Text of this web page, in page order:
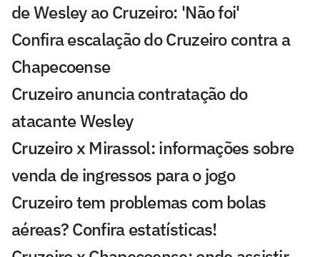
de Wesley ao Cruzeiro: 'Não foi'
Confira escalação do Cruzeiro contra a
Chapecoense
Cruzeiro anuncia contratação do
atacante Wesley
Cruzeiro x Mirassol: informações sobre
venda de ingressos para o jogo
Cruzeiro tem problemas com bolas
aéreas? Confira estatísticas!